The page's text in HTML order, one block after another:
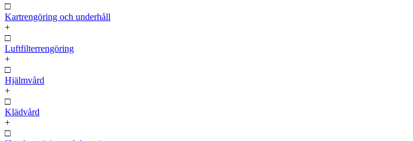
□
Kartrengöring och underhåll
+
□
Luftfilterrengöring
+
□
Hjälmvård
+
□
Klädvård
+
□